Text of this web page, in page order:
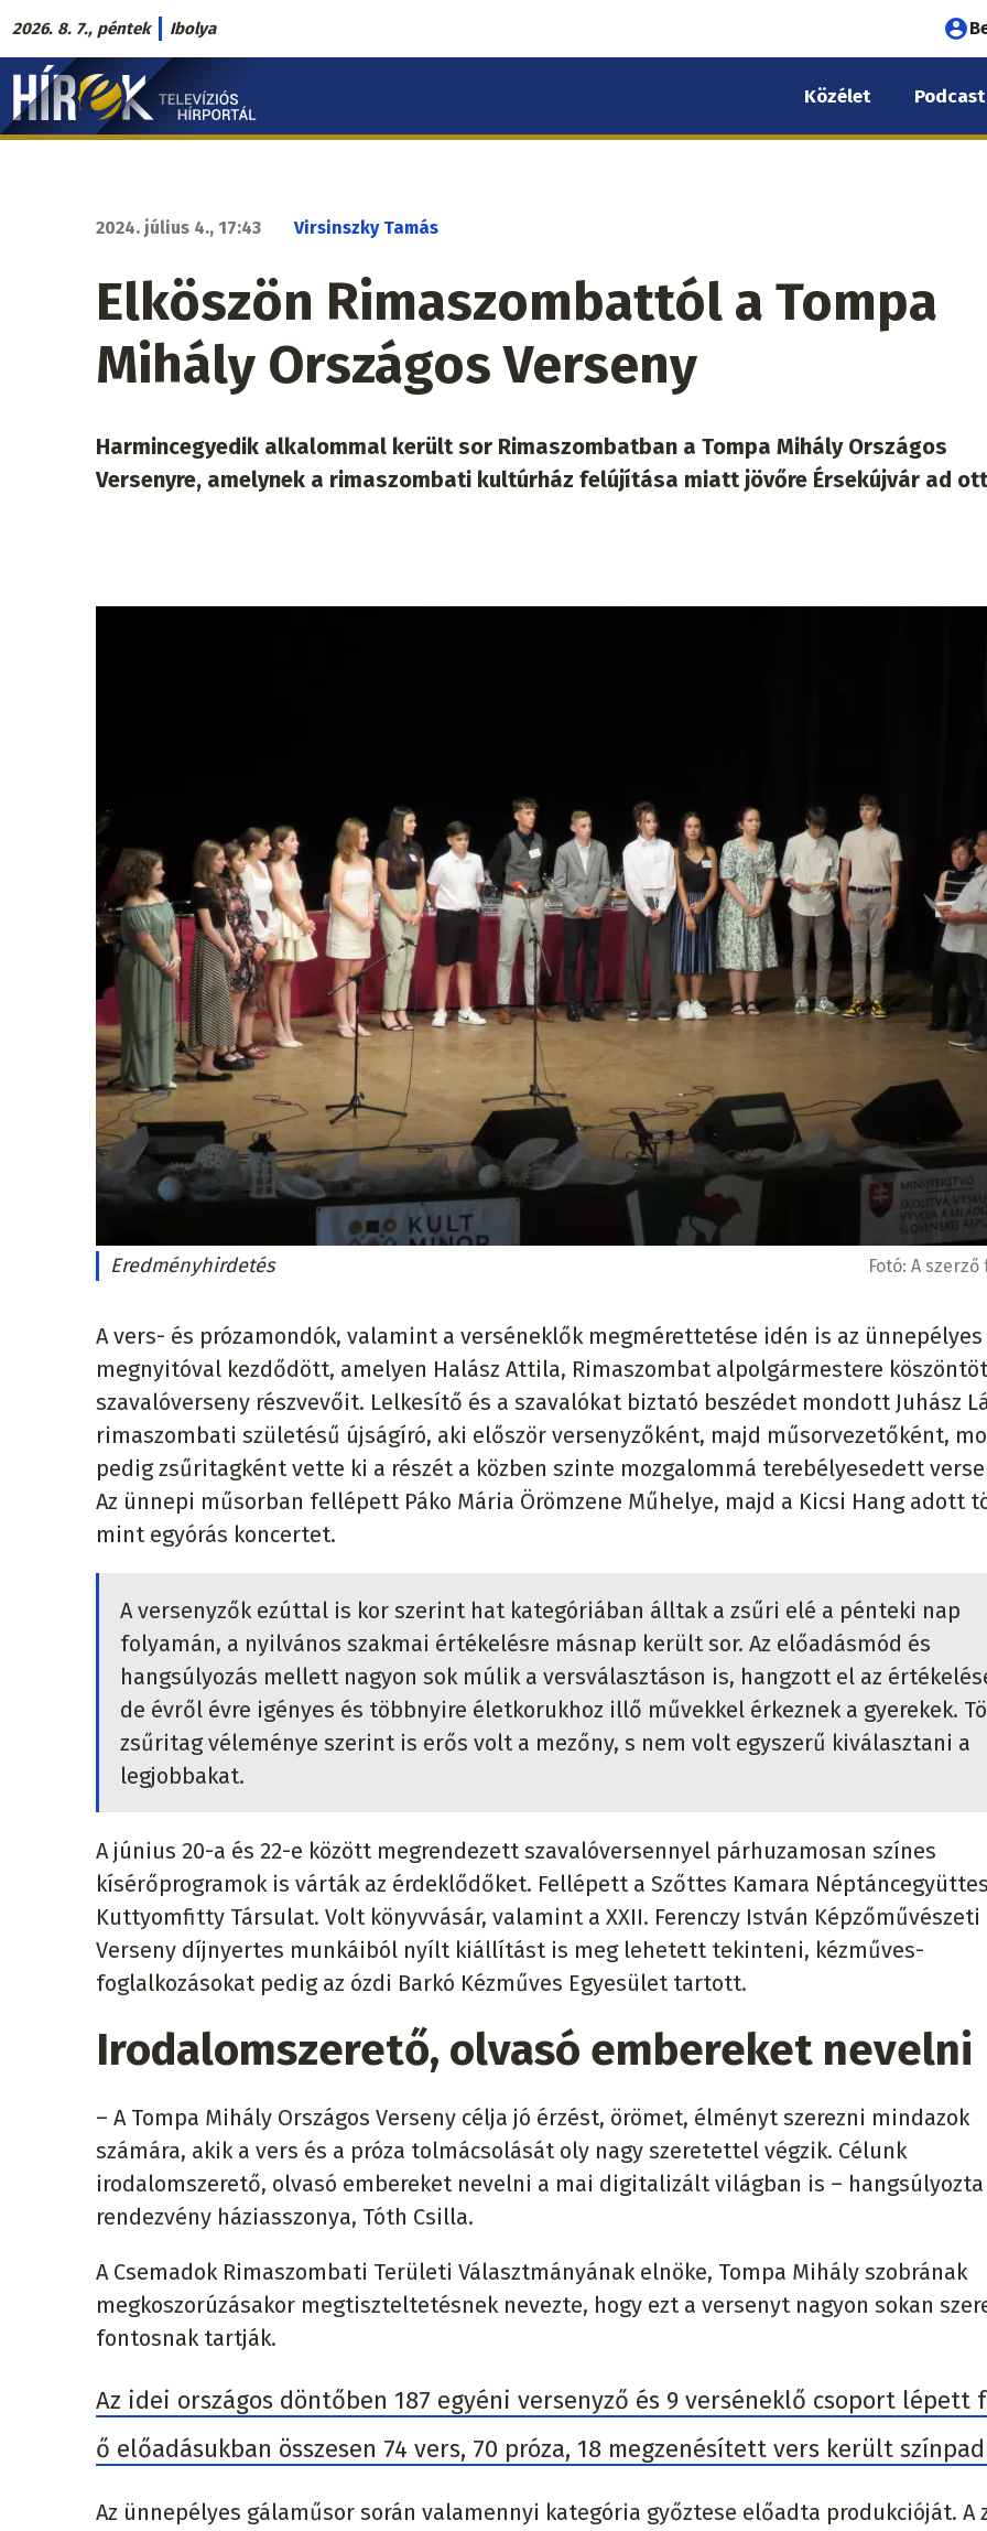
Ugrás
a
tartalomra
2026. 8. 7., péntek Ibolya
fiók
Hírek.sk
fő
Közélet Podcast
2024. július 4., 17:43 Virsinszky Tamás
Elköszön Rimaszombattól a Tompa
Mihály Országos Verseny
Harmincegyedik alkalommal került sor Rimaszombatban a Tompa Mihály Országos
Versenyre, amelynek a rimaszombati kultúrház felújítása miatt jövőre Érsekújvár ad
Eredményhirdetés Fotó: A szerző
A vers- és prózamondók, valamint a verséneklők megmérettetése idén is az ünnepélyes
megnyitóval kezdődött, amelyen Halász Attila, Rimaszombat alpolgármestere
szavalóverseny részvevőit. Lelkesítő és a szavalókat biztató beszédet mondott Juhász
rimaszombati születésű újságíró, aki először versenyzőként, majd műsorvezetőként,
pedig zsűritagként vette ki a részét a közben szinte mozgalommá terebélyesedett
Az ünnepi műsorban fellépett Páko Mária Örömzene Műhelye, majd a Kicsi Hang adott
mint egyórás koncertet.
A versenyzők ezúttal is kor szerint hat kategóriában álltak a zsűri elé a pénteki nap
folyamán, a nyilvános szakmai értékelésre másnap került sor. Az előadásmód és
hangsúlyozás mellett nagyon sok múlik a versválasztáson is, hangzott el az
de évről évre igényes és többnyire életkorukhoz illő művekkel érkeznek a gyerekek.
zsűritag véleménye szerint is erős volt a mezőny, s nem volt egyszerű kiválasztani a
legjobbakat.
A június 20-a és 22-e között megrendezett szavalóversennyel párhuzamosan színes
kísérőprogramok is várták az érdeklődőket. Fellépett a Szőttes Kamara
Kuttyomfitty Társulat. Volt könyvvásár, valamint a XXII. Ferenczy István Képzőművészeti
Verseny díjnyertes munkáiból nyílt kiállítást is meg lehetett tekinteni, kézműves-
foglalkozásokat pedig az ózdi Barkó Kézműves Egyesület tartott.
Irodalomszerető, olvasó embereket nevelni
– A Tompa Mihály Országos Verseny célja jó érzést, örömet, élményt szerezni mindazok
számára, akik a vers és a próza tolmácsolását oly nagy szeretettel végzik. Célunk
irodalomszerető, olvasó embereket nevelni a mai digitalizált világban is – hangsúlyozta
rendezvény háziasszonya, Tóth Csilla.
A Csemadok Rimaszombati Területi Választmányának elnöke, Tompa Mihály szobrának
megkoszorúzásakor megtiszteltetésnek nevezte, hogy ezt a versenyt nagyon sokan
fontosnak tartják.
Az idei országos döntőben 187 egyéni versenyző és 9 verséneklő csoport lépett
ő előadásukban összesen 74 vers, 70 próza, 18 megzenésített vers került
Az ünnepélyes gálaműsor során valamennyi kategória győztese előadta produkcióját. A